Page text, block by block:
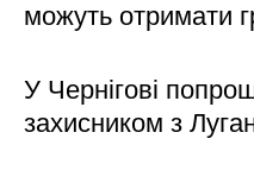
можуть отримати
У Чернігові
захисником з